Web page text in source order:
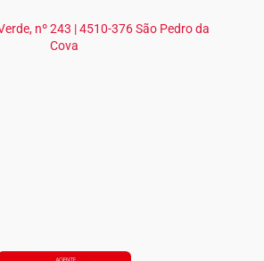
nº 243 | 4510-376 São Pedro da
Cova